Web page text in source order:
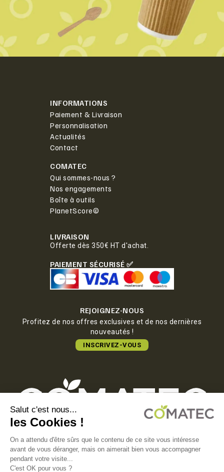
INFORMATIONS
Paiement & Livraison
Personnalisation
Actualités
Contact
COMATEC
Qui sommes-nous ?
Nos engagements
Boîte à outils
PlanetScore©
LIVRAISON
Offerte dès 350€ HT d'achat.
PAIEMENT SÉCURISÉ ✅
REJOIGNEZ-NOUS
Profitez de nos offres exclusives et de nos dernières
nouveautés !
INSCRIVEZ-VOUS
COMATEC PACKAGING
Boulevard François-Xavier Fafeur
11000 Carcassonne, FRANCE